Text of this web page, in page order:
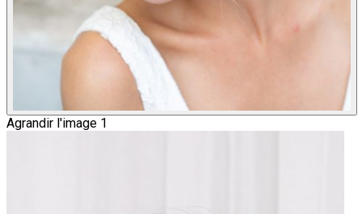
Agrandir l'image 1